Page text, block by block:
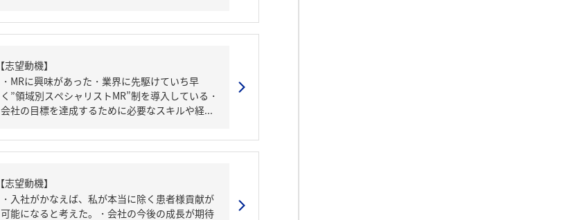
【志望動機】
・MRに興味があった・業界に先駆けていち早
く”領域別スペシャリストMR”制を導入している・
会社の目標を達成するために必要なスキルや経...
【志望動機】
・入社がかなえば、私が本当に除く患者様貢献が
可能になると考えた。・会社の今後の成長が期待